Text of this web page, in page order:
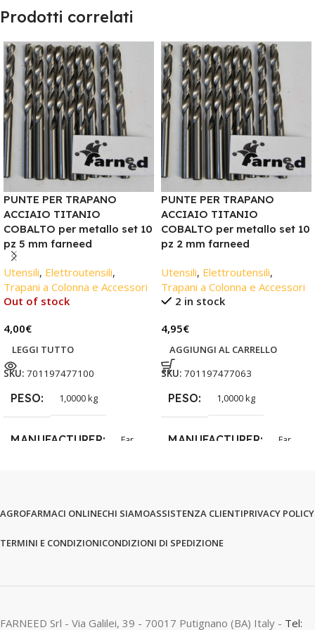
Prodotti correlati
PUNTE PER TRAPANO
ACCIAIO TITANIO
COBALTO per metallo set 10
pz 5 mm farneed
Utensili, Elettroutensili,
Trapani a Colonna e Accessori
Out of stock
4,00€
LEGGI TUTTO
SKU: 701197477100
PESO 1,0000 kg
MANUFACTURER Far
PUNTE PER TRAPANO
ACCIAIO TITANIO
COBALTO per metallo set 10
pz 2 mm farneed
Utensili, Elettroutensili,
Trapani a Colonna e Accessori
2 in stock
4,95€
AGGIUNGI AL CARRELLO
SKU: 701197477063
PESO 1,0000 kg
MANUFACTURER Far
AGROFARMACI ONLINECHI SIAMOASSISTENZA CLIENTIPRIVACY POLICY
TERMINI E CONDIZIONICONDIZIONI DI SPEDIZIONE
FARNEED Srl - Via Galilei, 39 - 70017 Putignano (BA) Italy - Tel: